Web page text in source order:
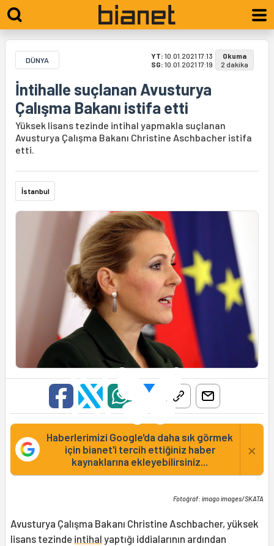
DÜNYA YT: 10.01.2021 17:13
SG: 10.01.2021 17:19
Okuma
2 dakika
İntihalle suçlanan Avusturya
Çalışma Bakanı istifa etti
Yüksek lisans tezinde intihal yapmakla suçlanan
Avusturya Çalışma Bakanı Christine Aschbacher istifa
etti.
İstanbul
Haberlerimizi Google'da daha sık görmek
için bianet'i tercih ettiğiniz haber
kaynaklarına ekleyebilirsiniz...
×
Fotoğraf: imago images/SKATA
Avusturya Çalışma Bakanı Christine Aschbacher, yüksek
lisans tezinde intihal yaptığı iddialarının ardından